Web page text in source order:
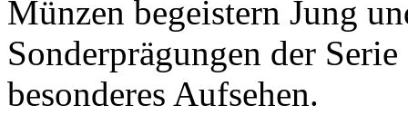
Münzen begeistern Jung
Sonderprägungen der
besonderes Aufsehen.